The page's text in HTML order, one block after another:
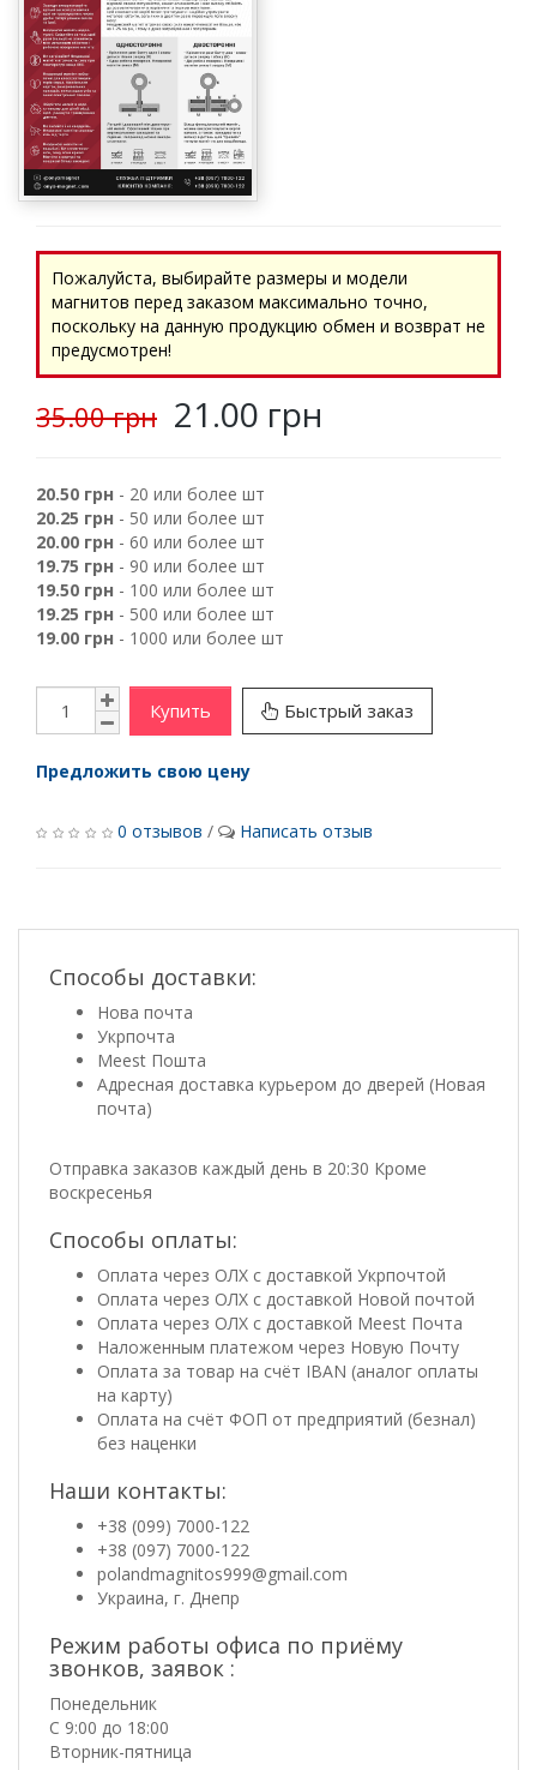
Пожалуйста, выбирайте размеры и модели
магнитов перед заказом максимально точно,
поскольку на данную продукцию обмен и возврат не
предусмотрен!
35.00 грн 21.00 грн
20.50 грн - 20 или более шт
20.25 грн - 50 или более шт
20.00 грн - 60 или более шт
19.75 грн - 90 или более шт
19.50 грн - 100 или более шт
19.25 грн - 500 или более шт
19.00 грн - 1000 или более шт
Купить Быстрый заказ
Предложить свою цену
0 отзывов / Написать отзыв
Способы доставки:
Нова почта
Укрпочта
Meest Пошта
Адресная доставка курьером до дверей (Новая
почта)
Отправка заказов каждый день в 20:30 Кроме
воскресенья
Способы оплаты:
Оплата через ОЛХ с доставкой Укрпочтой
Оплата через ОЛХ с доставкой Новой почтой
Оплата через ОЛХ с доставкой Meest Почта
Наложенным платежом через Новую Почту
Оплата за товар на счёт IBAN (аналог оплаты
на карту)
Оплата на счёт ФОП от предприятий (безнал)
без наценки
Наши контакты:
+38 (099) 7000-122
+38 (097) 7000-122
polandmagnitos999@gmail.com
Украина, г. Днепр
Режим работы офиса по приёму
звонков, заявок :
Понедельник
С 9:00 до 18:00
Вторник-пятница